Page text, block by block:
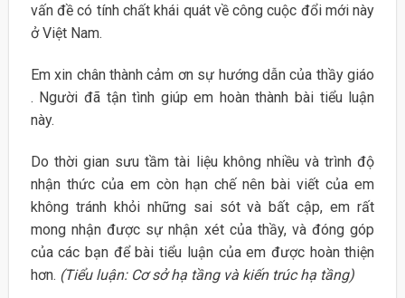
vấn đề có tính chất khái quát về công cuộc đổi mới này
ở Việt Nam.
Em xin chân thành cảm ơn sự hướng dẫn của thầy giáo
. Người đã tận tình giúp em hoàn thành bài tiểu luận
này.
Do thời gian sưu tầm tài liệu không nhiều và trình độ
nhận thức của em còn hạn chế nên bài viết của em
không tránh khỏi những sai sót và bất cập, em rất
mong nhận được sự nhận xét của thầy, và đóng góp
của các bạn để bài tiểu luận của em được hoàn thiện
hơn. (Tiểu luận: Cơ sở hạ tầng và kiến trúc hạ tầng)